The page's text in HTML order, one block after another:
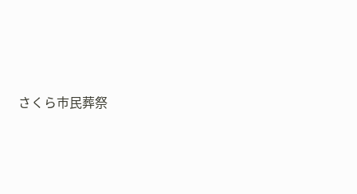
さくら市民葬祭